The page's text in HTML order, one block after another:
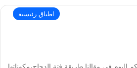
اطباق رئيسية
في مقالنا طريقة فتة الدجاج،مكوناتها